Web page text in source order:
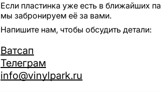
Если пластинка уже есть в ближайших
мы забронируем её за вами.
Напишите нам, чтобы обсудить детали:
Ватсап
Телеграм
info@vinylpark.ru